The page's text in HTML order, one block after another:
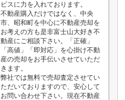
ビスに力を入れております。
不動産購入だけではなく、中央
市、昭和町を中心に不動産売却を
お考えの方も是非富士山大好き不
動産にご相談下さい。「正確」
「高値」「即対応」を心掛け不動
産の売却をお手伝いさせていただ
きます。
弊社では無料で売却査定させてい
ただいておりますので、安心して
お問い合わせ下さい。現在不動産